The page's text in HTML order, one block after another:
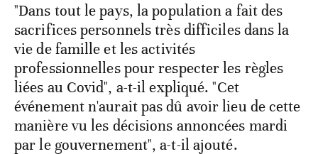
"Dans tout le pays, la population a fait des
sacrifices personnels très difficiles dans la
vie de famille et les activités
professionnelles pour respecter les règles
liées au Covid", a-t-il expliqué. "Cet
événement n'aurait pas dû avoir lieu de cette
manière vu les décisions annoncées mardi
par le gouvernement", a-t-il ajouté.